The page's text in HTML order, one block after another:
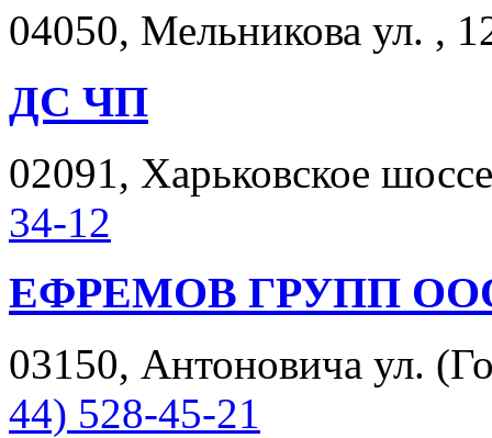
04050, Мельникова ул. ,
ДС ЧП
02091, Харьковское
34-12
ЕФРЕМОВ ГРУПП
03150, Антоновича ул.
44) 528-45-21